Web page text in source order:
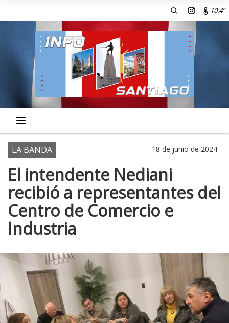
10.4º
LA BANDA 18 de junio de 2024
El intendente Nediani
recibió a representantes del
Centro de Comercio e
Industria